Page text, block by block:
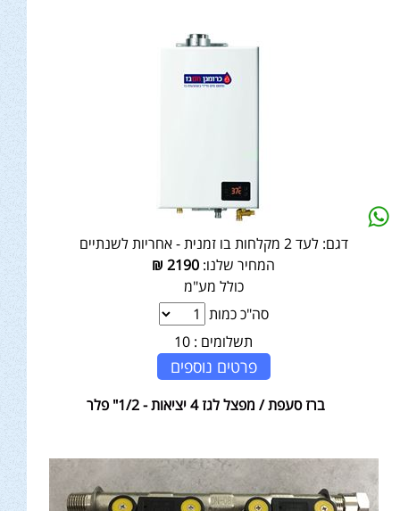
דגם: לעד 2 מקלחות בו זמנית - אחריות לשנתיים
המחיר שלנו: 2190
₪
כולל מע"מ
סה"כ כמות
תשלומים : 10
פרטים נוספים
ברז סעפת / מפצל לגז 4 יציאות - 1/2" פלר